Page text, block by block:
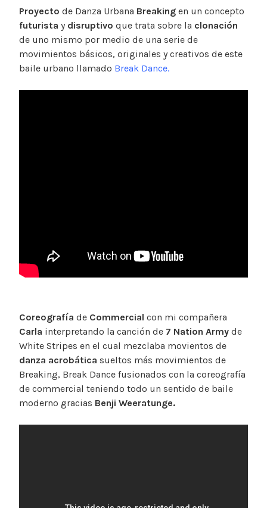
Proyecto de Danza Urbana Breaking en un concepto
futurista y disruptivo que trata sobre la clonación
de uno mismo por medio de una serie de
movimientos básicos, originales y creativos de este
baile urbano llamado Break Dance.
Coreografía de Commercial con mi compañera
Carla interpretando la canción de 7 Nation Army de
White Stripes en el cual mezclaba movientos de
danza acrobática sueltos más movimientos de
Breaking, Break Dance fusionados con la coreografía
de commercial teniendo todo un sentido de baile
moderno gracias Benji Weeratunge.